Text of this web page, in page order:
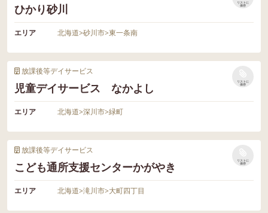
ひかり砂川
リストに
保存
エリア 北海道>砂川市>東一条南
放課後等デイサービス
児童デイサービス なかよし
リストに
保存
エリア 北海道>深川市>緑町
放課後等デイサービス
こども通所支援センターかがやき
リストに
保存
エリア 北海道>滝川市>大町四丁目